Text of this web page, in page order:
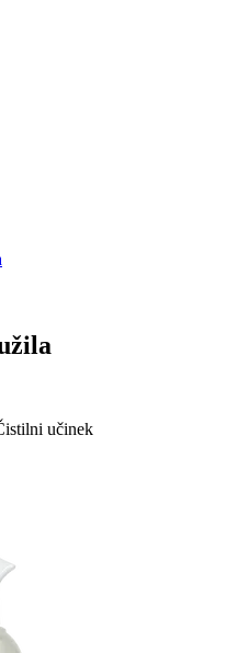
učinek